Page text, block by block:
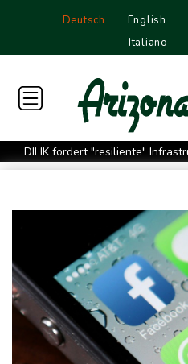
Deutsch English
Italiano
DIHK fordert "resiliente"
Niedrigwasser anpassen
Vier deutsche, neun neue:
Trump-Hubschrauber über
Passagierflugzeug zu nahe
Niedrigwasser: Industrie- und
konkrete Schritte
Extremes Niedrigwasser:
Spitzentreffen in Bonn